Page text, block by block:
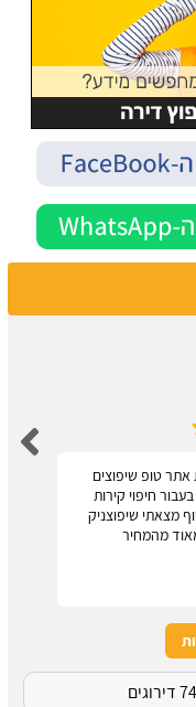
טופ שיפוצים
חיפוי קירות
מצאתי שיפוצניק
מהמחיר